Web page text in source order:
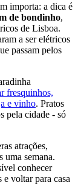
importa: a dica é
de bondinho,
de Lisboa.
a ser elétricos
passam pelos
fresquinhos,
e vinho. Pratos
pela cidade - só
atrações,
uma semana.
conhecer
e voltar para casa